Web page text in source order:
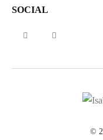
SOCIAL
©